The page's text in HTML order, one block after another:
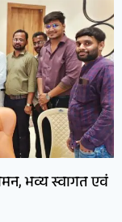
भव्य स्वागत एवं